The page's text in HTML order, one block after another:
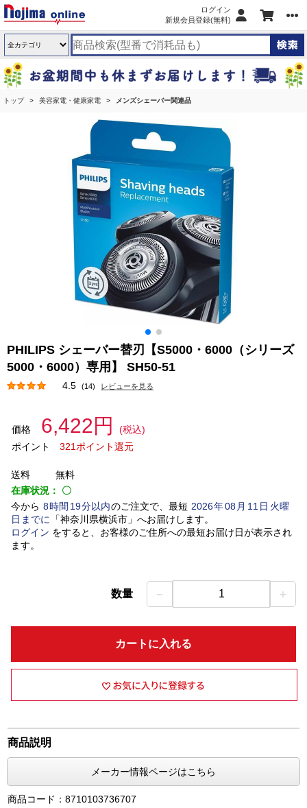
ログイン
新規会員登録(無料)
トップ 美容家電・健康家電 メンズシェーバー関連品
PHILIPS シェーバー替刃【S5000・6000（シリーズ
5000・6000）専用】 SH50-51
4.5 (14) レビューを見る
価格 6,422円
(税込)
ポイント
321ポイント還元
送料
無料
在庫状況： 〇
今から 8時間 19分以内のご注文で、最短 2026年08 月 11 日火曜
日 までに 「神奈川県横浜市」 へお届けします。
ログイン をすると、お客様のご住所への最短お届け日が表示され
ます。
数量 － 1 ＋
カートに入れる
商品説明
メーカー情報ページはこちら
商品コード：8710103736707